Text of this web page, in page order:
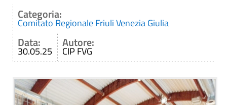
Categoria:
Comitato Regionale Friuli Venezia Giulia
Data:
30.05.25
Autore:
CIP FVG